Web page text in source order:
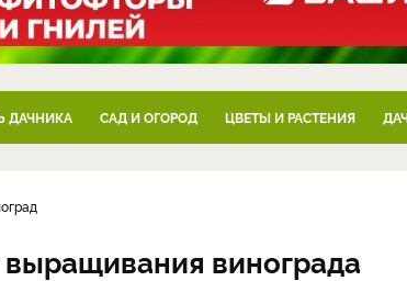
ДАЧНИКА САД И ОГОРОД ЦВЕТЫ И РАСТЕНИЯ
винограда